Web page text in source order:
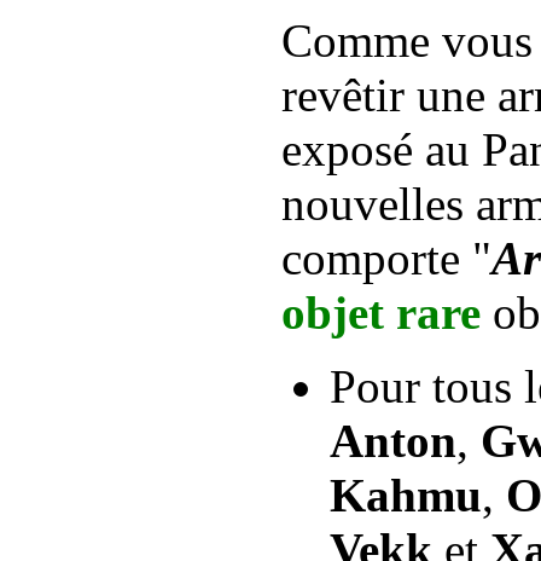
Comme
revêtir une
exposé au
nouvelles
comporte "
objet rare
Pour tous
Anton,
Kahmu,
Vekk et